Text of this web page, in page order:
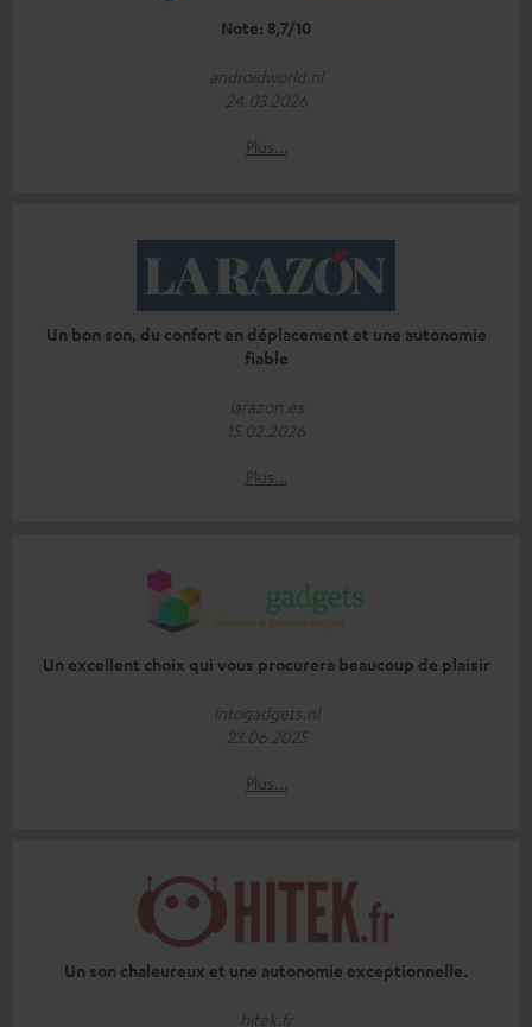
Note: 8,7/10
androidworld.nl
24.03.2026
Plus…
Un bon son, du confort en déplacement et une autonomie
fiable
larazon.es
15.02.2026
Plus…
Un excellent choix qui vous procurera beaucoup de plaisir
intogadgets.nl
23.06.2025
Plus…
Un son chaleureux et une autonomie exceptionnelle.
hitek.fr